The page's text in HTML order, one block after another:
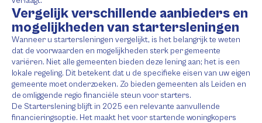
Vergelijk verschillende aanbieders en
mogelijkheden van startersleningen
Wanneer u startersleningen vergelijkt, is het belangrijk te weten
dat de voorwaarden en mogelijkheden sterk per gemeente
variëren. Niet alle gemeenten bieden deze lening aan; het is een
lokale regeling. Dit betekent dat u de specifieke eisen van uw eigen
gemeente moet onderzoeken. Zo bieden gemeenten als Leiden en
de omliggende regio financiële steun voor starters.
De Starterslening blijft in 2025 een relevante aanvullende
financieringsoptie. Het maakt het voor startende woningkopers